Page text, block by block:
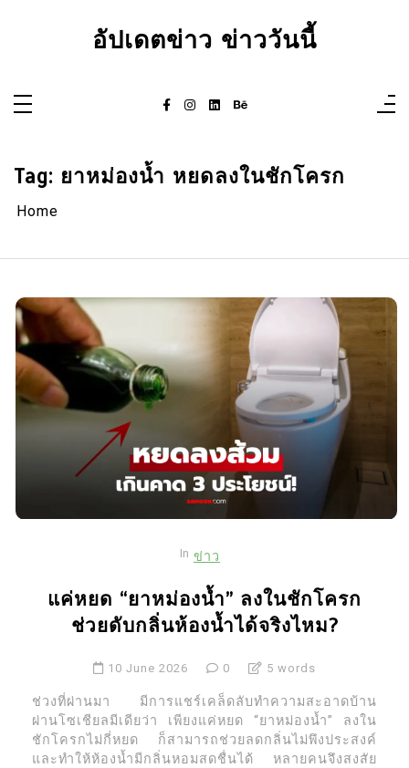
อัปเดตข่าว ข่าววันนี้
Tag: ยาหม่องน้ำ หยดลงในชักโครก
Home
In ข่าว
แค่หยด “ยาหม่องน้ำ” ลงในชักโครก
ช่วยดับกลิ่นห้องน้ำได้จริงไหม?
10 June 2026 0 5 words
ช่วงที่ผ่านมา มีการแชร์เคล็ดลับทำความสะอาดบ้าน
ผ่านโซเชียลมีเดียว่า เพียงแค่หยด “ยาหม่องน้ำ” ลงใน
ชักโครกไม่กี่หยด ก็สามารถช่วยลดกลิ่นไม่พึงประสงค์
และทำให้ห้องน้ำมีกลิ่นหอมสดชื่นได้ หลายคนจึงสงสัย